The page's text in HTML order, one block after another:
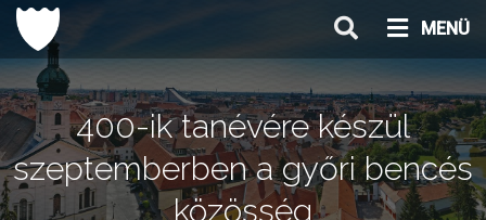
Ugrás
tartalomhoz
MENÜ
400-ik tanévére készül
szeptemberben a győri bencés
közösség